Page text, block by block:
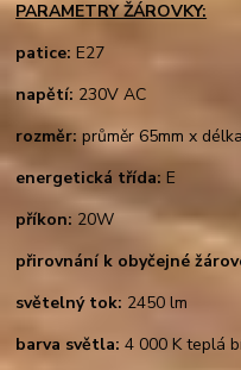
PARAMETRY ŽÁROVKY:
patice: E27
napětí: 230V AC
rozměr: průměr 65mm x
energetická třída: E
příkon: 20W
přirovnání k obyčejné
světelný tok: 2450 lm
barva světla: 4 000 K teplá